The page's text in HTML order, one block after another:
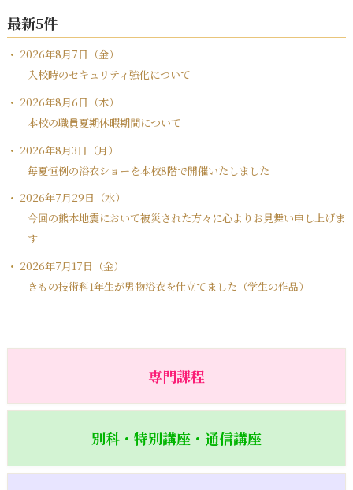
最新5件
2026年8月7日（金）
入校時のセキュリティ強化について
2026年8月6日（木）
本校の職員夏期休暇期間について
2026年8月3日（月）
毎夏恒例の浴衣ショーを本校8階で開催いたしました
2026年7月29日（水）
今回の熊本地震において被災された方々に心よりお見舞い申し上げま
す
2026年7月17日（金）
きもの技術科1年生が男物浴衣を仕立てました（学生の作品）
専門課程
別科・特別講座・通信講座